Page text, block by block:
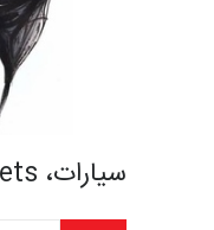
سیارات، Planets